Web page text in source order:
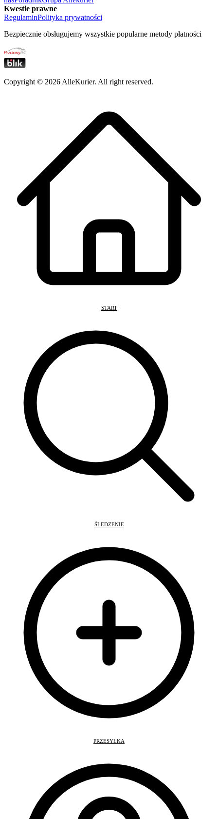
Kwestie prawne
RegulaminPolityka prywatności
Bezpiecznie obsługujemy wszystkie popularne metody płatności
Copyright © 2026AlleKurier. All right reserved.
START
ŚLEDZENIE
PRZESYŁKA